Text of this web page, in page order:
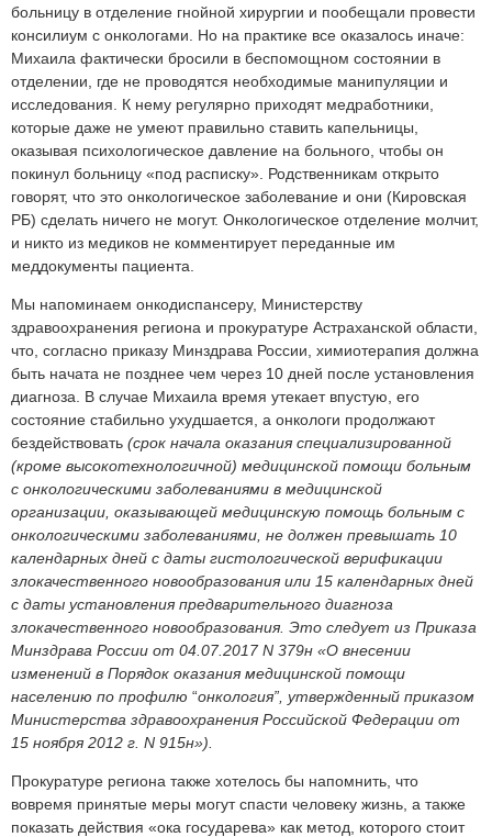
больницу в отделение гнойной хирургии и пообещали провести
консилиум с онкологами. Но на практике все оказалось иначе:
Михаила фактически бросили в беспомощном состоянии в
отделении, где не проводятся необходимые манипуляции и
исследования. К нему регулярно приходят медработники,
которые даже не умеют правильно ставить капельницы,
оказывая психологическое давление на больного, чтобы он
покинул больницу «под расписку». Родственникам открыто
говорят, что это онкологическое заболевание и они (Кировская
РБ) сделать ничего не могут. Онкологическое отделение молчит,
и никто из медиков не комментирует переданные им
меддокументы пациента.
Мы напоминаем онкодиспансеру, Министерству
здравоохранения региона и прокуратуре Астраханской области,
что, согласно приказу Минздрава России, химиотерапия должна
быть начата не позднее чем через 10 дней после установления
диагноза. В случае Михаила время утекает впустую, его
состояние стабильно ухудшается, а онкологи продолжают
бездействовать (срок начала оказания специализированной
(кроме высокотехнологичной) медицинской помощи больным
с онкологическими заболеваниями в медицинской
организации, оказывающей медицинскую помощь больным с
онкологическими заболеваниями, не должен превышать 10
календарных дней с даты гистологической верификации
злокачественного новообразования или 15 календарных дней
с даты установления предварительного диагноза
злокачественного новообразования. Это следует из Приказа
Минздрава России от 04.07.2017 N 379н «О внесении
изменений в Порядок оказания медицинской помощи
населению по профилю “онкология”, утвержденный приказом
Министерства здравоохранения Российской Федерации от
15 ноября 2012 г. N 915н»).
Прокуратуре региона также хотелось бы напомнить, что
вовремя принятые меры могут спасти человеку жизнь, а также
показать действия «ока государева» как метод, которого стоит